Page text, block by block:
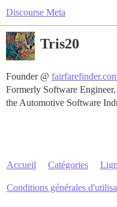
Discourse Meta
Tris20
Founder @
Formerly Software
the Automotive Software
Accueil Catégories
Conditions générales